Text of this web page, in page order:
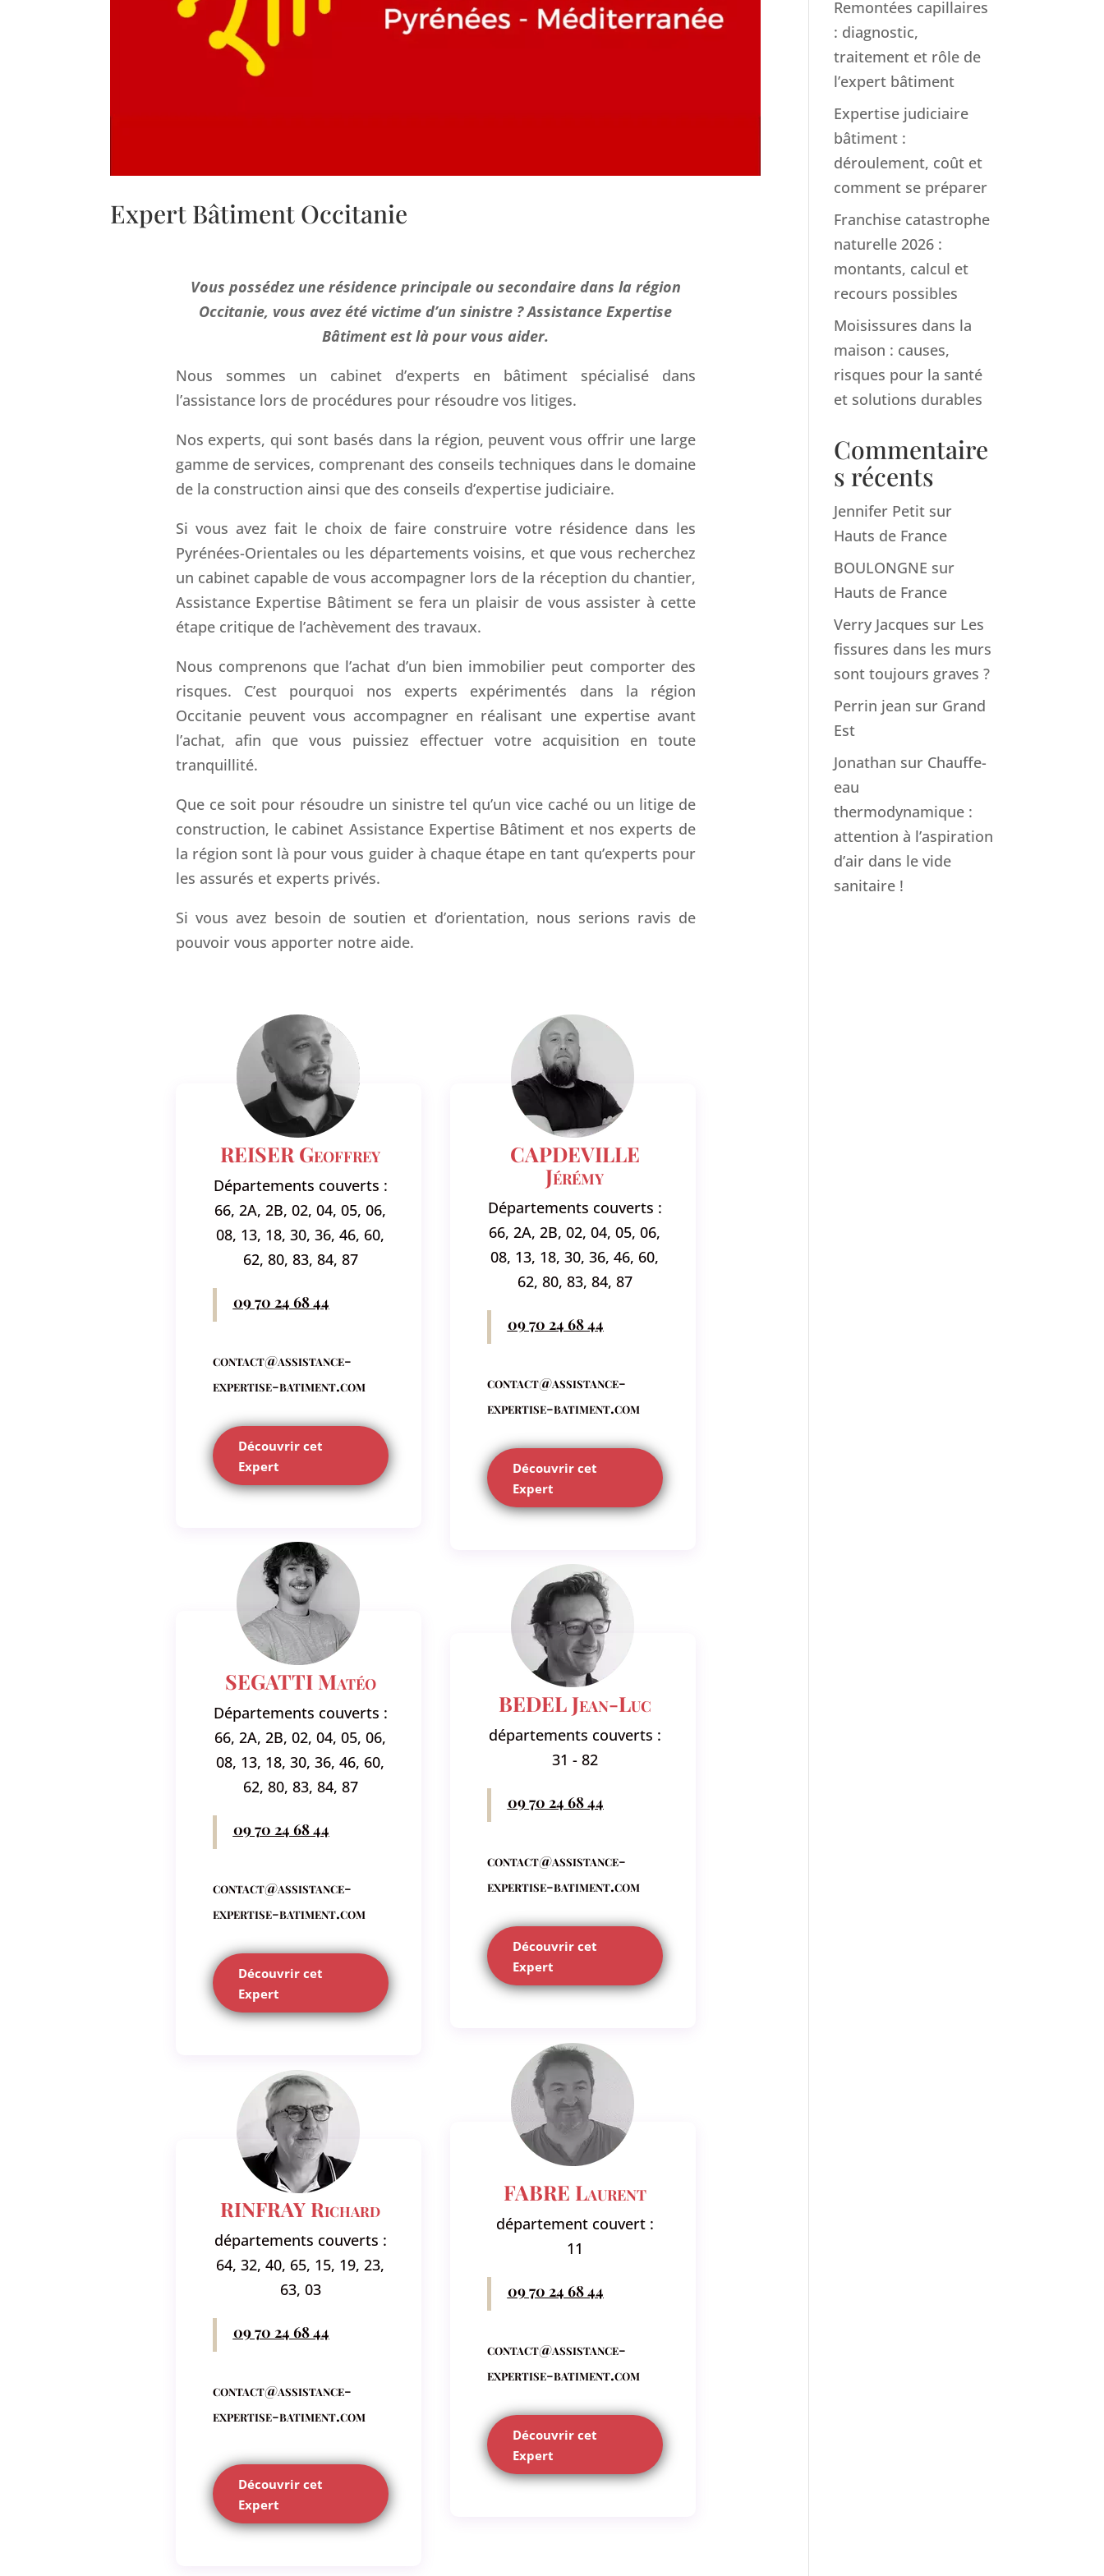
Expert Bâtiment Occitanie
Vous possédez une résidence principale ou secondaire dans la région
Occitanie, vous avez été victime d’un sinistre ? Assistance Expertise
Bâtiment est là pour vous aider.
Nous sommes un cabinet d’experts en bâtiment spécialisé dans
l’assistance lors de procédures pour résoudre vos litiges.
Nos experts, qui sont basés dans la région, peuvent vous offrir une large
gamme de services, comprenant des conseils techniques dans le domaine
de la construction ainsi que des conseils d’expertise judiciaire.
Si vous avez fait le choix de faire construire votre résidence dans les
Pyrénées-Orientales ou les départements voisins, et que vous recherchez
un cabinet capable de vous accompagner lors de la réception du chantier,
Assistance Expertise Bâtiment se fera un plaisir de vous assister à cette
étape critique de l’achèvement des travaux.
Nous comprenons que l’achat d’un bien immobilier peut comporter des
risques. C’est pourquoi nos experts expérimentés dans la région
Occitanie peuvent vous accompagner en réalisant une expertise avant
l’achat, afin que vous puissiez effectuer votre acquisition en toute
tranquillité.
Que ce soit pour résoudre un sinistre tel qu’un vice caché ou un litige de
construction, le cabinet Assistance Expertise Bâtiment et nos experts de
la région sont là pour vous guider à chaque étape en tant qu’experts pour
les assurés et experts privés.
Si vous avez besoin de soutien et d’orientation, nous serions ravis de
pouvoir vous apporter notre aide.
REISER Geoffrey
Départements couverts :
66, 2A, 2B, 02, 04, 05, 06,
08, 13, 18, 30, 36, 46, 60,
62, 80, 83, 84, 87
09 70 24 68 44
contact@assistance-
expertise-batiment.com
Découvrir cet
Expert
SEGATTI Matéo
Départements couverts :
66, 2A, 2B, 02, 04, 05, 06,
08, 13, 18, 30, 36, 46, 60,
62, 80, 83, 84, 87
09 70 24 68 44
contact@assistance-
expertise-batiment.com
Découvrir cet
Expert
RINFRAY Richard
départements couverts :
64, 32, 40, 65, 15, 19, 23,
63, 03
09 70 24 68 44
contact@assistance-
expertise-batiment.com
Découvrir cet
Expert
CAPDEVILLE
Jérémy
Départements couverts :
66, 2A, 2B, 02, 04, 05, 06,
08, 13, 18, 30, 36, 46, 60,
62, 80, 83, 84, 87
09 70 24 68 44
contact@assistance-
expertise-batiment.com
Découvrir cet
Expert
BEDEL Jean-Luc
départements couverts :
31 - 82
09 70 24 68 44
contact@assistance-
expertise-batiment.com
Découvrir cet
Expert
FABRE Laurent
département couvert :
11
09 70 24 68 44
contact@assistance-
expertise-batiment.com
Découvrir cet
Expert
Remontées capillaires
: diagnostic,
traitement et rôle de
l’expert bâtiment
Expertise judiciaire
bâtiment :
déroulement, coût et
comment se préparer
Franchise catastrophe
naturelle 2026 :
montants, calcul et
recours possibles
Moisissures dans la
maison : causes,
risques pour la santé
et solutions durables
Commentaire
s récents
Jennifer Petit sur
Hauts de France
BOULONGNE sur
Hauts de France
Verry Jacques sur Les
fissures dans les murs
sont toujours graves ?
Perrin jean sur Grand
Est
Jonathan sur Chauffe-
eau
thermodynamique :
attention à l’aspiration
d’air dans le vide
sanitaire !